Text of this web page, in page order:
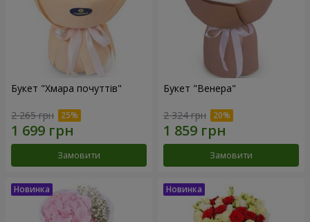
Букет "Хмара почуттів"
2 265 грн
Замовити
Букет "Венера"
2 324 грн
Замовити